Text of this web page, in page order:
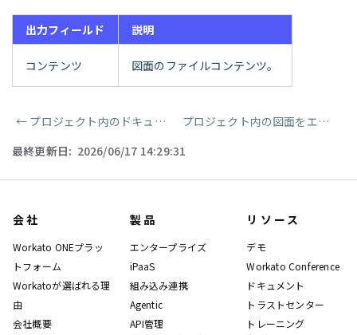
出力フィールド 説明
コンテンツ 図面のファイルコンテンツ。
ページャー
← プロジェクト内のドキュメントをダウンロード
プロジェクト内の図面をエクスポート
最終更新日: 2026/06/17 14:29:31
会社
Workato ONEプラッ
トフォーム
Workatoが選ばれる理
由
会社概要
製品
エンタープライズ
iPaaS
組み込み連携
Agentic
API管理
リソース
デモ
Workato Conference
ドキュメント
トラストセンター
トレーニング